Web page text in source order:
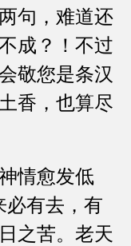
句，难道还
成？！不过
敬您是条汉
香，也算尽
情愈发低
有去，有
之苦。老天